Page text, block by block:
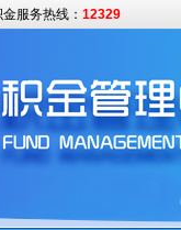
服务热线： 12329
海市住房公积金管理中心召